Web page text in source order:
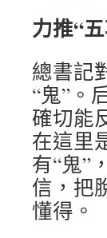
力推“
總書記
“鬼”。
確切能
在這里
有“鬼”
信，把
懂得。